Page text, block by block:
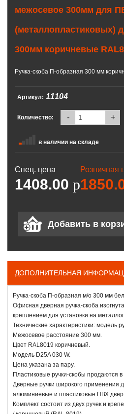
межосевое 300мм для
(металлопластиковых)
300мм коричневые
Ручка-скоба П-образная 300 мм
Артикул: 11104
Количество: - +
в наличии на складе
Спец. цена
1408.00 p
Розничная
ДОПОЛНИТЕЛЬНАЯ
Ручка-скоба П-образная м/о 300 мм
Офисная дверная ручка-скоба
креплением для установки на
Технические характеристики: модель
Межосевое расстояние 300 мм.
Цвет RAL8019 коричневый.
Модель D25A 030 W.
Цена указана за пару.
Пластиковые ручки-скобы продаются
Дверные ручки широкого применения
алюминиевые и пластиковые ПВХ
Комплект состоит из двух ручек и